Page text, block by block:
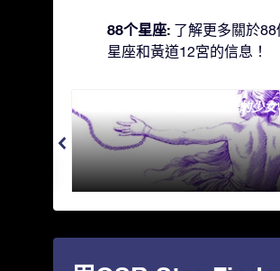
88个星座: 了解更多關於88
星座和黃道12宮的信息！
Andromeda - 被鐵鍊鎖著的少女